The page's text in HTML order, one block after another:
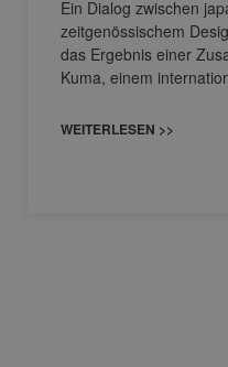
Ein Dialog zwischen
zeitgenössischem
das Ergebnis einer
Kuma, einem
WEITERLESEN >>